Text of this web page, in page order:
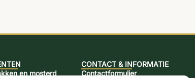
en mosterd
CONTACT & INFORMATIE
Contactformulier